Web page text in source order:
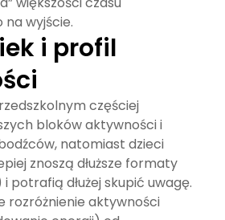
wyjście.
i profil
częściej
bloków aktywności i
natomiast dzieci
znoszą dłuższe formaty
potrafią dłużej skupić uwagę.
rozróżnienie aktywności